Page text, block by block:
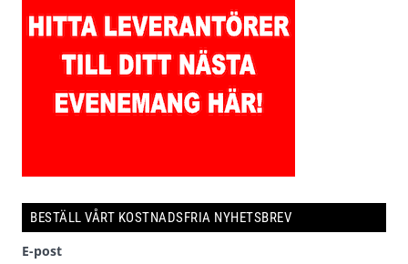
BESTÄLL VÅRT KOSTNADSFRIA NYHETSBREV
E-post